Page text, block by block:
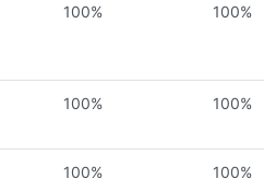
100% 100%
100% 100%
100% 100%